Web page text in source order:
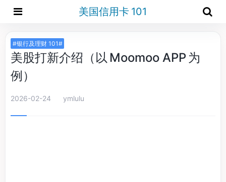
美国信用卡 101
#银行及理财 101#
美股打新介绍（以 Moomoo APP 为
例）
2026-02-24 ymlulu